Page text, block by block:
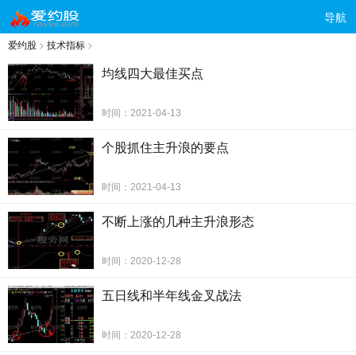
导航
爱约股 > 技术指标 >
均线四大最佳买点
时间：2021-04-13
个股抓住主升浪的要点
时间：2021-04-13
不断上涨的几种主升浪形态
时间：2020-12-28
五日线和半年线金叉战法
时间：2020-12-28